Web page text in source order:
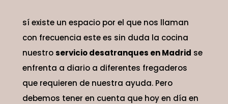
sí existe un espacio por el que nos llaman
con frecuencia este es sin duda la cocina
nuestroservicio desatranques en Madrid se
enfrenta a diario a diferentes fregaderos
que requieren de nuestra ayuda. Pero
debemos tener en cuenta que hoy en día en